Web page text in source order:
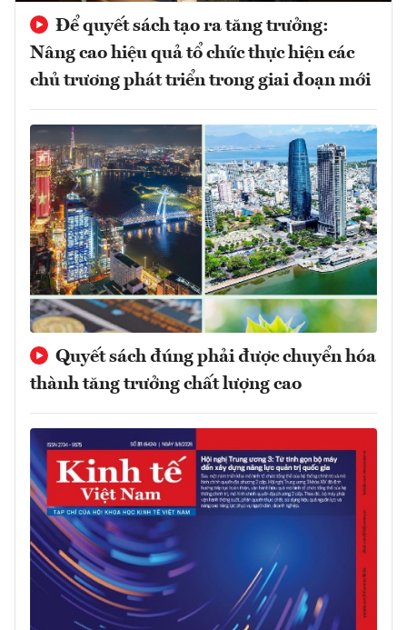
Để quyết sách tạo ra tăng trưởng:
Nâng cao hiệu quả tổ chức thực hiện các
chủ trương phát triển trong giai đoạn mới
Quyết sách đúng phải được chuyển hóa
thành tăng trưởng chất lượng cao